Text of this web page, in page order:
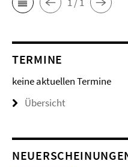
TERMINE
keine aktuellen Termine
Übersicht